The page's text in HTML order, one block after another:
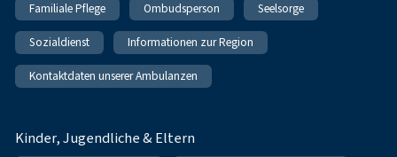
Familiale Pflege Ombudsperson Seelsorge
Sozialdienst Informationen zur Region
Kontaktdaten unserer Ambulanzen
Kinder, Jugendliche & Eltern